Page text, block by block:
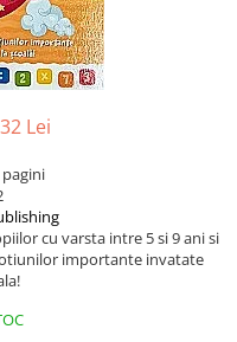
Lei
pagini
cu varsta intre 5 si 9 ani si
importante invatate